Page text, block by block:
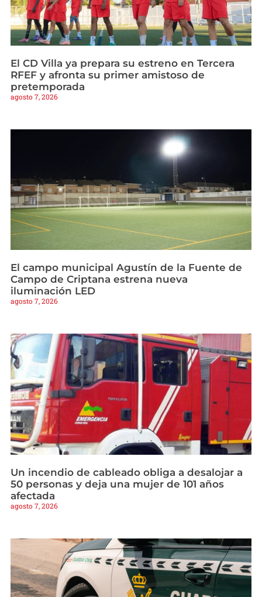
El CD Villa ya prepara su estreno en Tercera
RFEF y afronta su primer amistoso de
pretemporada
agosto 7, 2026
El campo municipal Agustín de la Fuente de
Campo de Criptana estrena nueva
iluminación LED
agosto 7, 2026
Un incendio de cableado obliga a desalojar a
50 personas y deja una mujer de 101 años
afectada
agosto 7, 2026